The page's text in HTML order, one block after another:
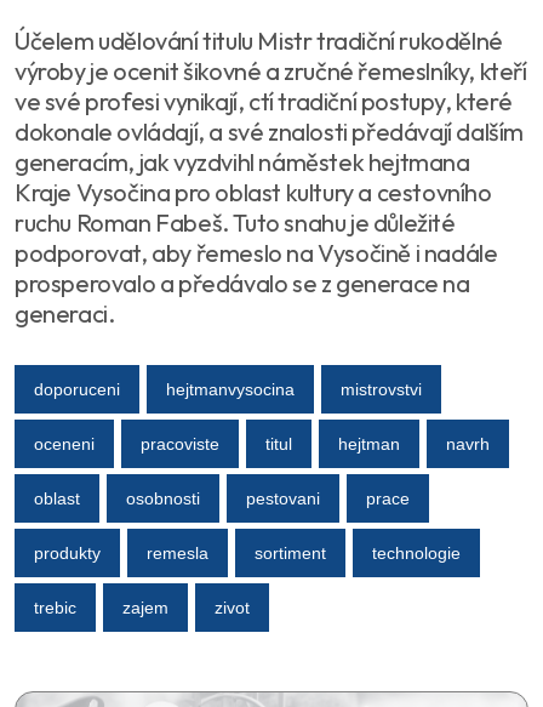
Účelem udělování titulu Mistr tradiční rukodělné
výroby je ocenit šikovné a zručné řemeslníky, kteří
ve své profesi vynikají, ctí tradiční postupy, které
dokonale ovládají, a své znalosti předávají dalším
generacím, jak vyzdvihl náměstek hejtmana
Kraje Vysočina pro oblast kultury a cestovního
ruchu Roman Fabeš. Tuto snahu je důležité
podporovat, aby řemeslo na Vysočině i nadále
prosperovalo a předávalo se z generace na
generaci.
doporuceni hejtmanvysocina mistrovstvi
oceneni pracoviste titul hejtman navrh
oblast osobnosti pestovani prace
produkty remesla sortiment technologie
trebic zajem zivot